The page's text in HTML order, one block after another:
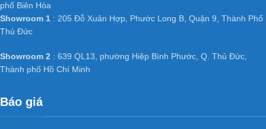
phố Biên Hòa
Showroom 1 : 205 Đỗ Xuân Hợp, Phước Long B, Quận 9, Thành Phố
Thủ Đức
Showroom 2 : 639 QL13, phường Hiệp Bình Phước, Q. Thủ Đức,
Thành phố Hồ Chí Minh
Báo giá